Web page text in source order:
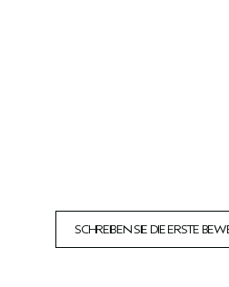
SCHREIBEN SIE DIE ERSTE